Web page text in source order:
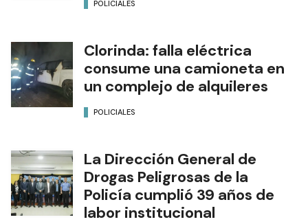
POLICIALES
Clorinda: falla eléctrica
consume una camioneta en
un complejo de alquileres
POLICIALES
La Dirección General de
Drogas Peligrosas de la
Policía cumplió 39 años de
labor institucional